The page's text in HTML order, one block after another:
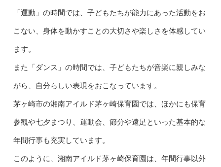
「運動」の時間では、子どもたちが能力にあった活動をお
こない、身体を動かすことの大切さや楽しさを体感してい
ます。
また「ダンス」の時間では、子どもたちが音楽に親しみな
がら、自分らしい表現をおこなっています。
茅ヶ崎市の湘南アイルド茅ヶ崎保育園では、ほかにも保育
参観や七夕まつり、運動会、節分や遠足といった基本的な
年間行事も充実しています。
このように、湘南アイルド茅ヶ崎保育園は、年間行事以外